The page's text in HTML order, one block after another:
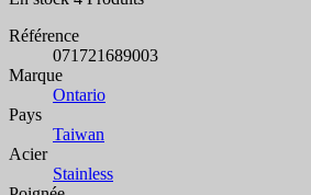
Référence
071721689003
Marque
Ontario
Pays
Taiwan
Acier
Stainless